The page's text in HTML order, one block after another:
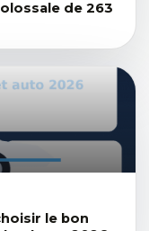
de 263
le bon